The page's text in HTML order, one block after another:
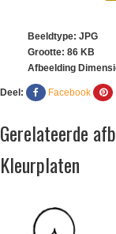
Beeldtype: JPG
Grootte: 86 KB
Afbeelding
Deel: Facebook
Gerelateerde
Kleurplaten